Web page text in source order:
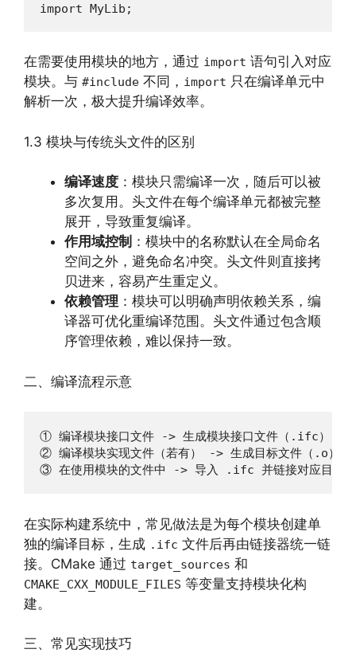
import MyLib;
在需要使用模块的地方，通过 import 语句引入对应
模块。与 #include 不同， import 只在编译单元中
解析一次，极大提升编译效率。
1.3 模块与传统头文件的区别
编译速度 ：模块只需编译一次，随后可以被
多次复用。头文件在每个编译单元都被完整
展开，导致重复编译。
作用域控制 ：模块中的名称默认在全局命名
空间之外，避免命名冲突。头文件则直接拷
贝进来，容易产生重定义。
依赖管理 ：模块可以明确声明依赖关系，编
译器可优化重编译范围。头文件通过包含顺
序管理依赖，难以保持一致。
二、编译流程示意
① 编译模块接口文件 -> 生成模块接口文件（.ifc）
② 编译模块实现文件（若有） -> 生成目标文件（.o）
③ 在使用模块的文件中 -> 导入 .ifc 并链接对应目标
在实际构建系统中，常见做法是为每个模块创建单
独的编译目标，生成 .ifc 文件后再由链接器统一链
接。CMake 通过 target_sources 和
CMAKE_CXX_MODULE_FILES 等变量支持模块化构
建。
三、常见实现技巧